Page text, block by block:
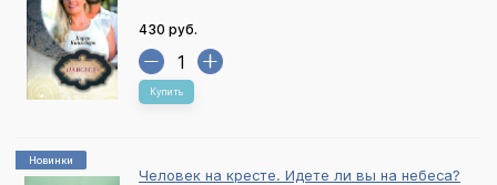
430 руб.
Купить
Новинки
Человек на кресте. Идете ли вы на небеса?